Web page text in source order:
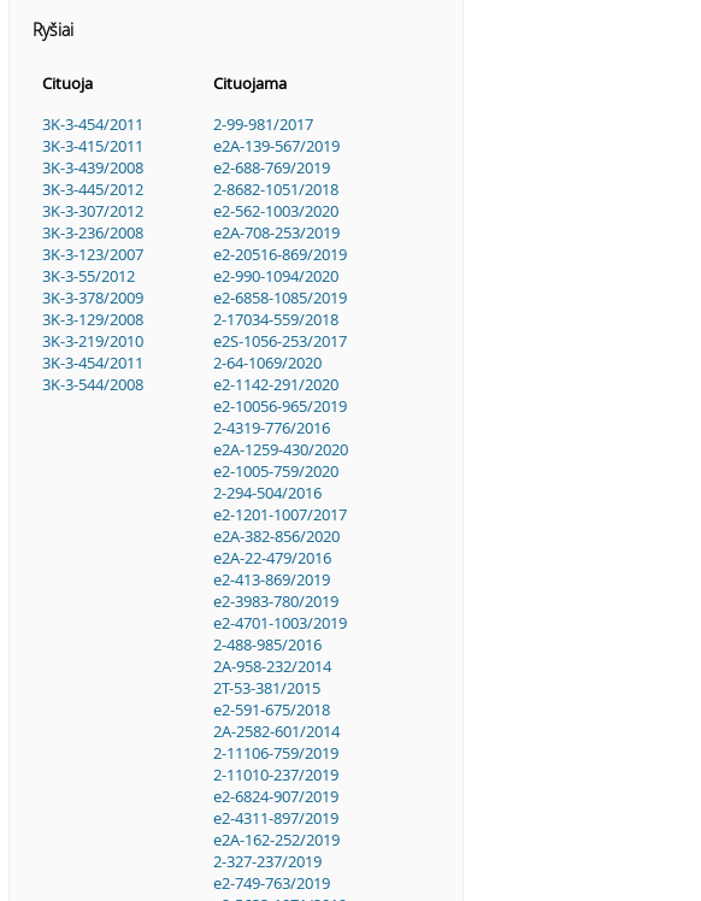
Ryšiai
Cituoja
Cituojama
3K-3-454/2011
3K-3-415/2011
3K-3-439/2008
3K-3-445/2012
3K-3-307/2012
3K-3-236/2008
3K-3-123/2007
3K-3-55/2012
3K-3-378/2009
3K-3-129/2008
3K-3-219/2010
3K-3-454/2011
3K-3-544/2008
2-99-981/2017
e2A-139-567/2019
e2-688-769/2019
2-8682-1051/2018
e2-562-1003/2020
e2A-708-253/2019
e2-20516-869/2019
e2-990-1094/2020
e2-6858-1085/2019
2-17034-559/2018
e2S-1056-253/2017
2-64-1069/2020
e2-1142-291/2020
e2-10056-965/2019
2-4319-776/2016
e2A-1259-430/2020
e2-1005-759/2020
2-294-504/2016
e2-1201-1007/2017
e2A-382-856/2020
e2A-22-479/2016
e2-413-869/2019
e2-3983-780/2019
e2-4701-1003/2019
2-488-985/2016
2A-958-232/2014
2T-53-381/2015
e2-591-675/2018
2A-2582-601/2014
2-11106-759/2019
2-11010-237/2019
e2-6824-907/2019
e2-4311-897/2019
e2A-162-252/2019
2-327-237/2019
e2-749-763/2019